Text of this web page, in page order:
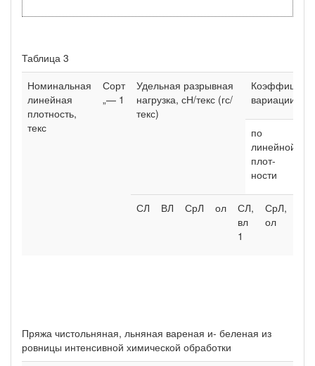
Таблица 3
Номинальная
линейная
плотность,
текс
Сорт
„— 1
Удельная разрывная
нагрузка, сН/текс (гс/
текс)
вариации,
по
линей­ной
плот-
ности
СЛ ВЛ СрЛ ол
СЛ,
вл
1
СрЛ,
ол
Пряжа чистольняная, льняная вареная и- беленая из
ровницы интенсивной химической обработки